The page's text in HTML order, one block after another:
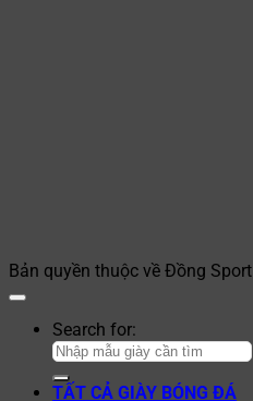
Bản quyền thuộc về Đồng Sport
Search for:
TẤT CẢ GIÀY BÓNG ĐÁ